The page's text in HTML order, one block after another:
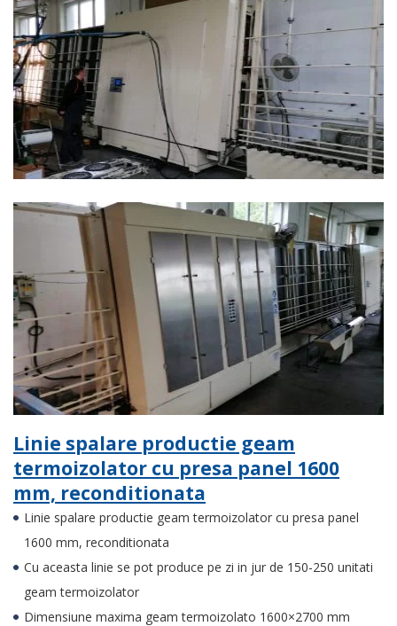
Linie spalare productie geam
termoizolator cu presa panel 1600
mm, reconditionata
Linie spalare productie geam termoizolator cu presa panel
1600 mm, reconditionata
Cu aceasta linie se pot produce pe zi in jur de 150-250 unitati
geam termoizolator
Dimensiune maxima geam termoizolato 1600×2700 mm